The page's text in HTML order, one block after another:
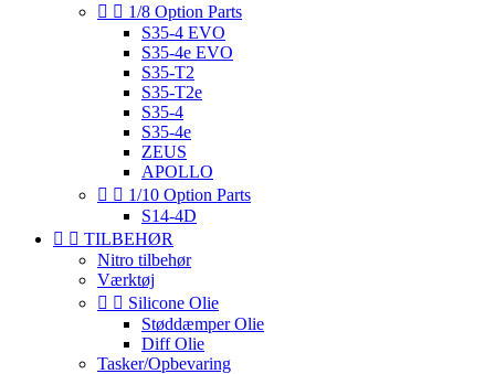
  1/8 Option Parts
S35-4 EVO
S35-4e EVO
S35-T2
S35-T2e
S35-4
S35-4e
ZEUS
APOLLO
  1/10 Option Parts
S14-4D
  TILBEHØR
Nitro tilbehør
Værktøj
  Silicone Olie
Støddæmper Olie
Diff Olie
Tasker/Opbevaring